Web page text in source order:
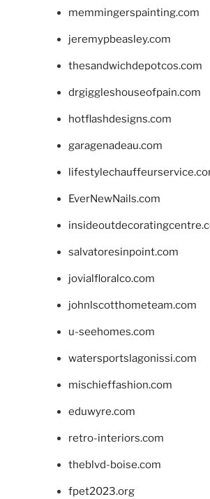
memmingerspainting.com
jeremypbeasley.com
thesandwichdepotcos.com
drgiggleshouseofpain.com
hotflashdesigns.com
garagenadeau.com
EverNewNails.com
salvatoresinpoint.com
jovialfloralco.com
johnlscotthometeam.com
u-seehomes.com
watersportslagonissi.com
mischieffashion.com
eduwyre.com
retro-interiors.com
theblvd-boise.com
fpet2023.org